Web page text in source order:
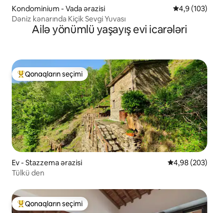
Kondominium - Vada ərazisi Ortalama
4,9 (103)
Dəniz kənarında Kiçik Sevgi Yuvası
Ailə yönümlü yaşayış evi icarələri
Populyar "Qonaqların seçimi"
Qonaqların seçimi
Ev - Stazzema ərazisi Ortalama
4,98 (203)
Tülkü den
Populyar "Qonaqların seçimi"
Qonaqların seçimi